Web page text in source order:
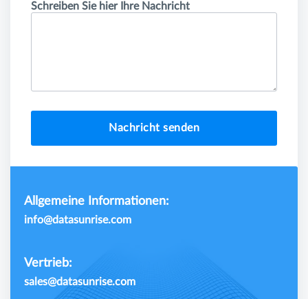
Schreiben Sie hier Ihre Nachricht
Nachricht senden
Allgemeine Informationen:
info@datasunrise.com
Vertrieb:
sales@datasunrise.com